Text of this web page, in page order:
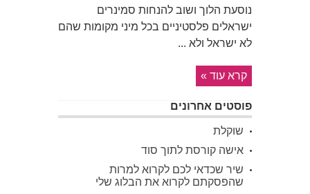
נוסעת הלוך ושוב להנחות סמינרים
ישראלים פלסטיניים בכל מיני מקומות שהם
לא ישראל ולא ...
קרא עוד »
פוסטים אחרונים
שוקלת
אישה קורסת לתוך סוד
שיר שכדאי לכם לקרוא למרות
שהפסקתם לקרוא את הבלוג שלי